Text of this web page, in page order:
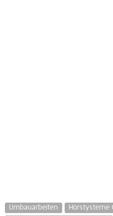
Umbauarbeiten
Hörstysteme